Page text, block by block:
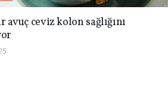
avuç ceviz kolon sağlığını